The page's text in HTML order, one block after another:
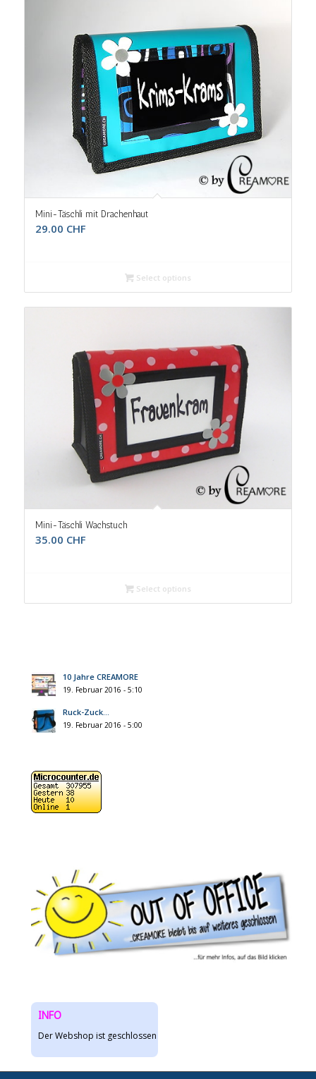
Mini-Täschli mit Drachenhaut
29.00 CHF
Select options
Mini-Täschli Wachstuch
35.00 CHF
Select options
10 Jahre CREAMORE
19. Februar 2016 - 5:10
Ruck-Zuck…
19. Februar 2016 - 5:00
INFO
Der Webshop ist geschlossen